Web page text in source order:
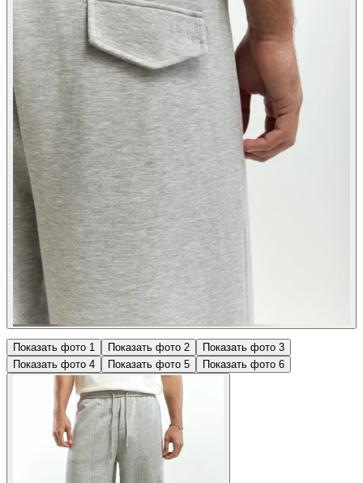
Показать фото 1 Показать фото 2 Показать фото 3
Показать фото 4 Показать фото 5 Показать фото 6